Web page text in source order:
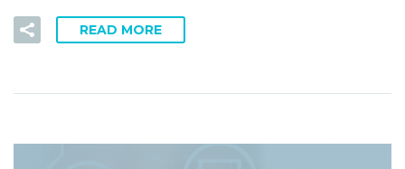
READ MORE